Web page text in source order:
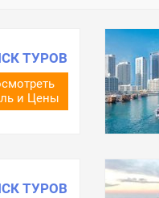
ТУРОВ
и Цены
ТУРОВ